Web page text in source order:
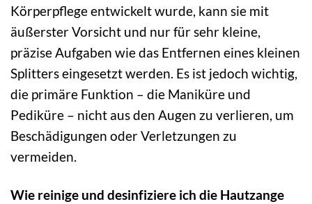
Körperpflege entwickelt wurde, kann sie mit
äußerster Vorsicht und nur für sehr kleine,
präzise Aufgaben wie das Entfernen eines kleinen
Splitters eingesetzt werden. Es ist jedoch wichtig,
die primäre Funktion – die Maniküre und
Pediküre – nicht aus den Augen zu verlieren, um
Beschädigungen oder Verletzungen zu
vermeiden.
Wie reinige und desinfiziere ich die Hautzange